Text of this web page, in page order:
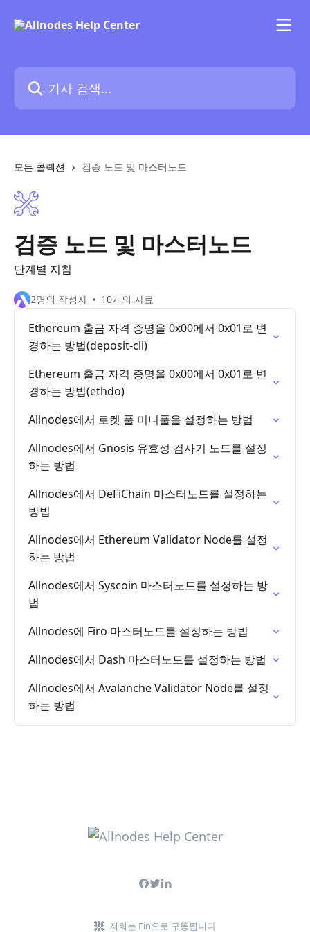
기사 검색...
모든 콜렉션 검증 노드 및 마스터노드
검증 노드 및 마스터노드
단계별 지침
2명의 작성자 10개의 자료
Ethereum 출금 자격 증명을 0x00에서 0x01로 변
경하는 방법(deposit-cli)
Ethereum 출금 자격 증명을 0x00에서 0x01로 변
경하는 방법(ethdo)
Allnodes에서 로켓 풀 미니풀을 설정하는 방법
Allnodes에서 Gnosis 유효성 검사기 노드를 설정
하는 방법
Allnodes에서 DeFiChain 마스터노드를 설정하는
방법
Allnodes에서 Ethereum Validator Node를 설정
하는 방법
Allnodes에서 Syscoin 마스터노드를 설정하는 방
법
Allnodes에 Firo 마스터노드를 설정하는 방법
Allnodes에서 Dash 마스터노드를 설정하는 방법
Allnodes에서 Avalanche Validator Node를 설정
하는 방법
저희는 Fin으로 구동됩니다